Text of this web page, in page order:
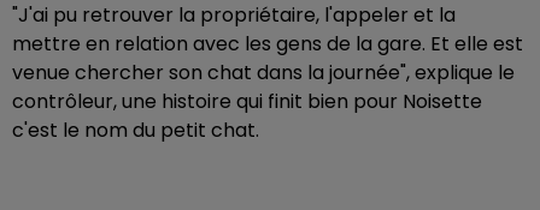
"J'ai pu retrouver la propriétaire, l'appeler et la
mettre en relation avec les gens de la gare. Et elle est
venue chercher son chat dans la journée", explique le
contrôleur, une histoire qui finit bien pour Noisette
c'est le nom du petit chat.